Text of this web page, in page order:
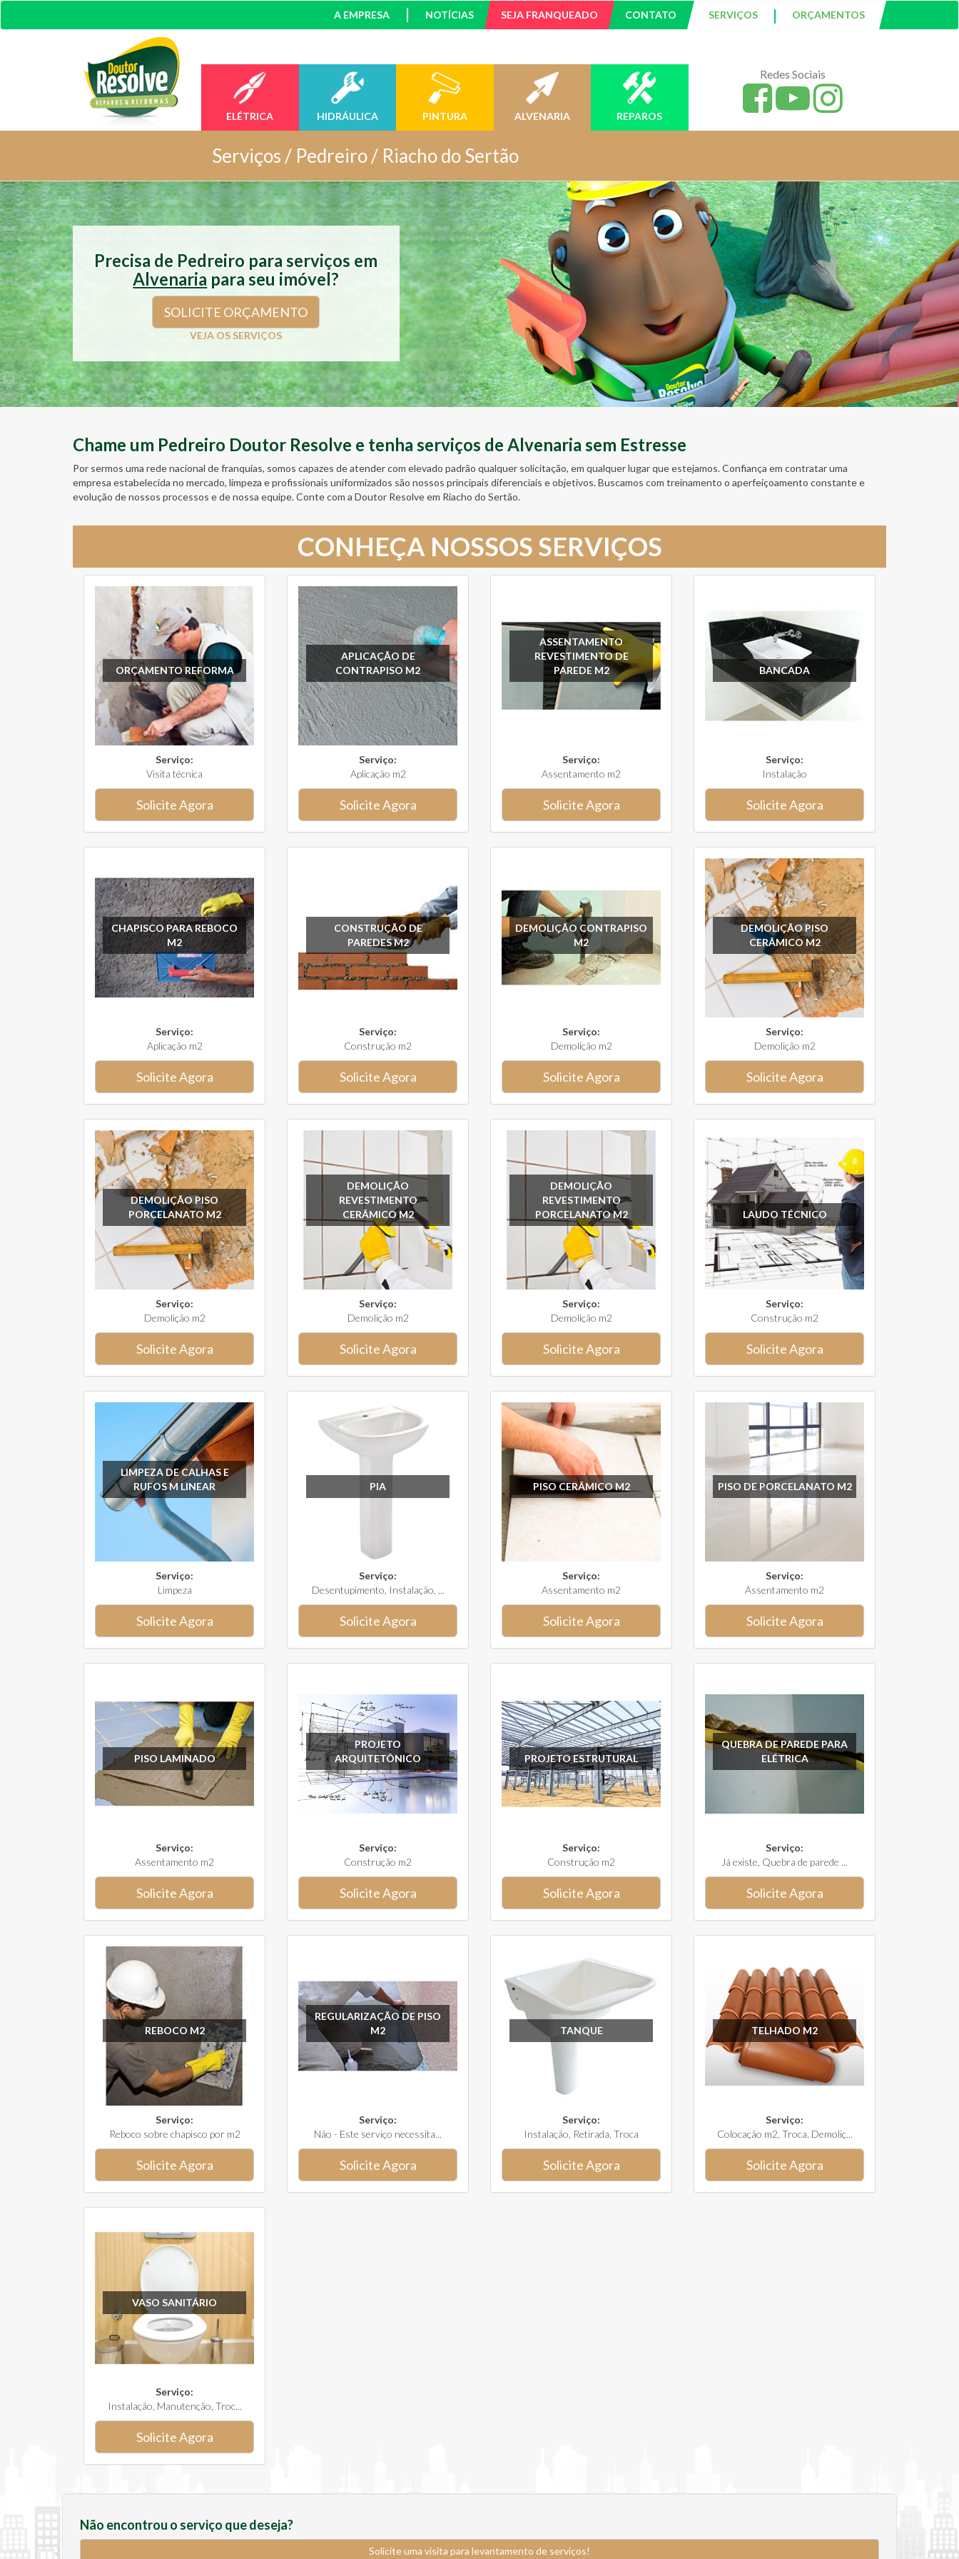
A EMPRESA NOTÍCIAS SEJA FRANQUEADO CONTATO SERVIÇOS | ORÇAMENTOS
ELÉTRICA HIDRÁULICA PINTURA ALVENARIA REPAROS
Redes Sociais
Serviços / Pedreiro / Riacho do Sertão
Precisa de Pedreiro para serviços em
Alvenaria para seu imóvel?
SOLICITE ORÇAMENTO
VEJA OS SERVIÇOS
Chame um Pedreiro Doutor Resolve e tenha serviços de Alvenaria sem Estresse
Por sermos uma rede nacional de franquias, somos capazes de atender com elevado padrão qualquer solicitação, em qualquer lugar que estejamos. Confiança em contratar uma
empresa estabelecida no mercado, limpeza e profissionais uniformizados são nossos principais diferenciais e objetivos. Buscamos com treinamento o aperfeiçoamento constante e
evolução de nossos processos e de nossa equipe. Conte com a Doutor Resolve em Riacho do Sertão.
CONHEÇA NOSSOS SERVIÇOS
ORÇAMENTO REFORMA
Serviço:
Visita técnica
Solicite Agora
APLICAÇÃO DE
CONTRAPISO M2
Serviço:
Aplicação m2
Solicite Agora
ASSENTAMENTO
REVESTIMENTO DE
PAREDE M2
Serviço:
Assentamento m2
Solicite Agora
BANCADA
Serviço:
Instalação
Solicite Agora
CHAPISCO PARA REBOCO
M2
Serviço:
Aplicação m2
Solicite Agora
CONSTRUÇÃO DE
PAREDES M2
Serviço:
Construção m2
Solicite Agora
DEMOLIÇÃO CONTRAPISO
M2
Serviço:
Demolição m2
Solicite Agora
DEMOLIÇÃO PISO
CERÂMICO M2
Serviço:
Demolição m2
Solicite Agora
DEMOLIÇÃO PISO
PORCELANATO M2
Serviço:
Demolição m2
Solicite Agora
DEMOLIÇÃO
REVESTIMENTO
CERÂMICO M2
Serviço:
Demolição m2
Solicite Agora
DEMOLIÇÃO
REVESTIMENTO
PORCELANATO M2
Serviço:
Demolição m2
Solicite Agora
LAUDO TÉCNICO
Serviço:
Construção m2
Solicite Agora
LIMPEZA DE CALHAS E
RUFOS M LINEAR
Serviço:
Limpeza
Solicite Agora
PIA
Serviço:
Desentupimento, Instalação, ...
Solicite Agora
PISO CERÂMICO M2
Serviço:
Assentamento m2
Solicite Agora
PISO DE PORCELANATO M2
Serviço:
Assentamento m2
Solicite Agora
PISO LAMINADO
Serviço:
Assentamento m2
Solicite Agora
PROJETO
ARQUITETÔNICO
Serviço:
Construção m2
Solicite Agora
PROJETO ESTRUTURAL
Serviço:
Construção m2
Solicite Agora
QUEBRA DE PAREDE PARA
ELÉTRICA
Serviço:
Já existe, Quebra de parede ...
Solicite Agora
REBOCO M2
Serviço:
Reboco sobre chapisco por m2
Solicite Agora
REGULARIZAÇÃO DE PISO
M2
Serviço:
Não - Este serviço necessita...
Solicite Agora
TANQUE
Serviço:
Instalação, Retirada, Troca
Solicite Agora
TELHADO M2
Serviço:
Colocação m2, Troca, Demoliç...
Solicite Agora
VASO SANITÁRIO
Serviço:
Instalação, Manutenção, Troc...
Solicite Agora
Não encontrou o serviço que deseja?
Solicite uma visita para levantamento de serviços!